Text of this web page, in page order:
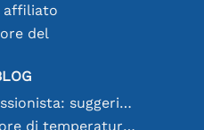
affiliato
del
Saldare come un professionista: suggerimenti per connessioni elettroniche perfette
Scegliere il giusto sensore di temperatura [youtube]